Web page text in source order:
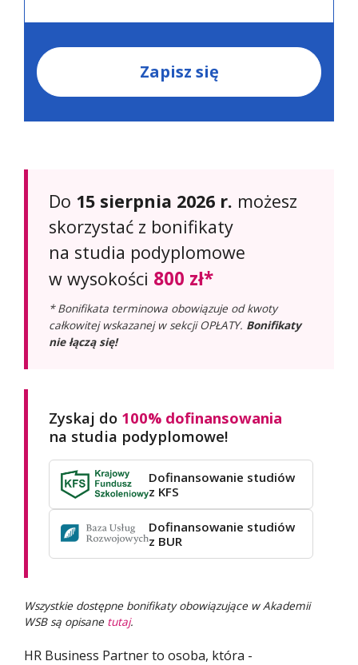
Zapisz się
Do 15 sierpnia 2026 r. możesz
skorzystać z bonifikaty
na studia podyplomowe
w wysokości 800 zł*
* Bonifikata terminowa obowiązuje od kwoty
całkowitej wskazanej w sekcji OPŁATY. Bonifikaty
nie łączą się!
Zyskaj do 100% dofinansowania
na studia podyplomowe!
Dofinansowanie studiów
z KFS
Dofinansowanie studiów
z BUR
Wszystkie dostępne bonifikaty obowiązujące w Akademii
WSB są opisane tutaj.
HR Business Partner to osoba, która -